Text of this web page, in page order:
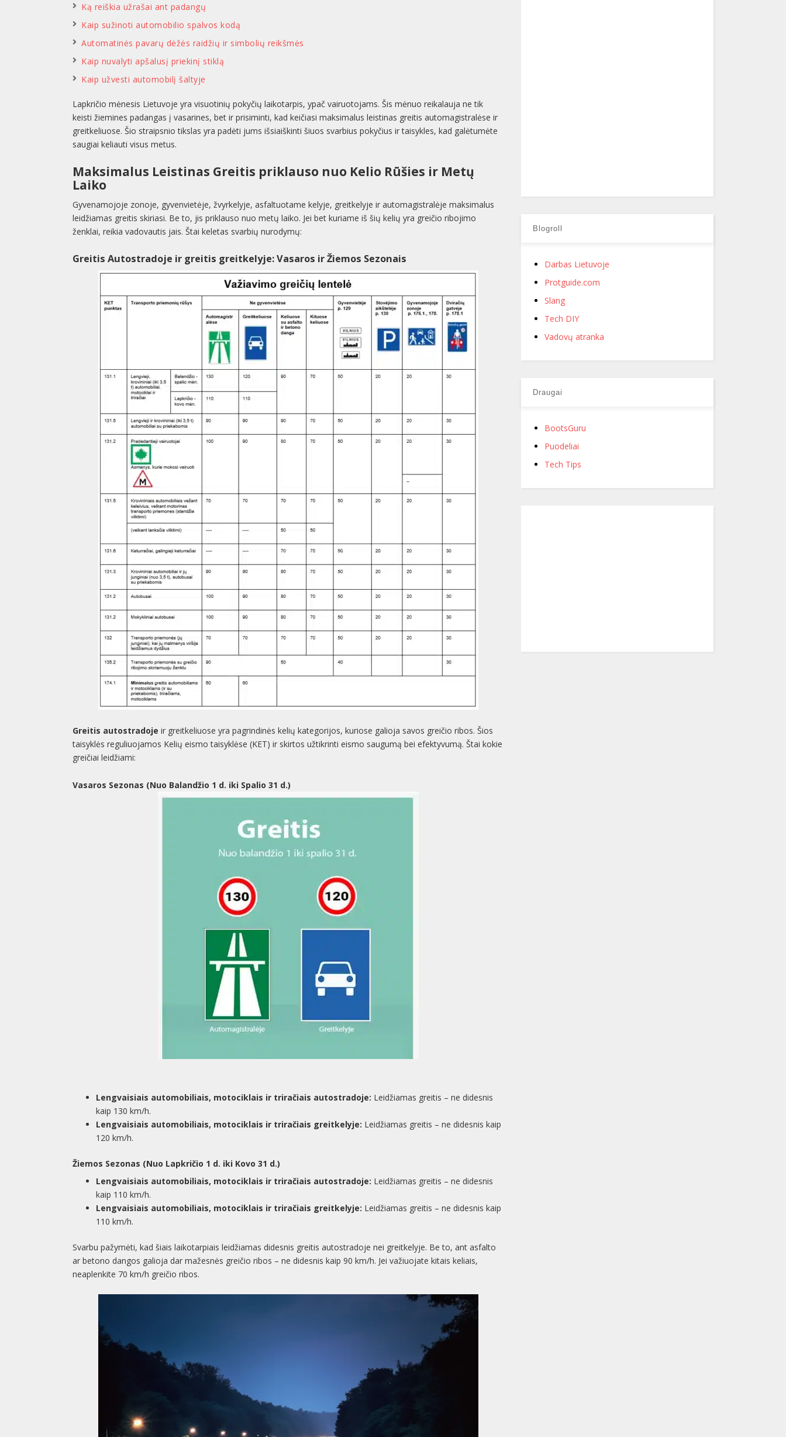
Ką reiškia užrašai ant padangų
Kaip sužinoti automobilio spalvos kodą
Automatinės pavarų dėžės raidžių ir simbolių reikšmės
Kaip nuvalyti apšalusį priekinį stiklą
Kaip užvesti automobilį šaltyje
Lapkričio mėnesis Lietuvoje yra visuotinių pokyčių laikotarpis, ypač vairuotojams. Šis mėnuo reikalauja ne tik
keisti žiemines padangas į vasarines, bet ir prisiminti, kad keičiasi maksimalus leistinas greitis automagistralėse ir
greitkeliuose. Šio straipsnio tikslas yra padėti jums išsiaiškinti šiuos svarbius pokyčius ir taisykles, kad galėtumėte
saugiai keliauti visus metus.
Maksimalus Leistinas Greitis priklauso nuo Kelio Rūšies ir Metų
Laiko
Gyvenamojoje zonoje, gyvenvietėje, žvyrkelyje, asfaltuotame kelyje, greitkelyje ir automagistralėje maksimalus
leidžiamas greitis skiriasi. Be to, jis priklauso nuo metų laiko. Jei bet kuriame iš šių kelių yra greičio ribojimo
ženklai, reikia vadovautis jais. Štai keletas svarbių nurodymų:
Greitis Autostradoje ir greitis greitkelyje: Vasaros ir Žiemos Sezonais
Greitis autostradoje ir greitkeliuose yra pagrindinės kelių kategorijos, kuriose galioja savos greičio ribos. Šios
taisyklės reguliuojamos Kelių eismo taisyklėse (KET) ir skirtos užtikrinti eismo saugumą bei efektyvumą. Štai kokie
greičiai leidžiami:
Vasaros Sezonas (Nuo Balandžio 1 d. iki Spalio 31 d.)
Lengvaisiais automobiliais, motociklais ir triračiais autostradoje: Leidžiamas greitis – ne didesnis
kaip 130 km/h.
Lengvaisiais automobiliais, motociklais ir triračiais greitkelyje: Leidžiamas greitis – ne didesnis kaip
120 km/h.
Žiemos Sezonas (Nuo Lapkričio 1 d. iki Kovo 31 d.)
Lengvaisiais automobiliais, motociklais ir triračiais autostradoje: Leidžiamas greitis – ne didesnis
kaip 110 km/h.
Lengvaisiais automobiliais, motociklais ir triračiais greitkelyje: Leidžiamas greitis – ne didesnis kaip
110 km/h.
Svarbu pažymėti, kad šiais laikotarpiais leidžiamas didesnis greitis autostradoje nei greitkelyje. Be to, ant asfalto
ar betono dangos galioja dar mažesnės greičio ribos – ne didesnis kaip 90 km/h. Jei važiuojate kitais keliais,
neaplenkite 70 km/h greičio ribos.
Blogroll
Darbas Lietuvoje
Protguide.com
Slang
Tech DIY
Vadovų atranka
Draugai
BootsGuru
Puodeliai
Tech Tips